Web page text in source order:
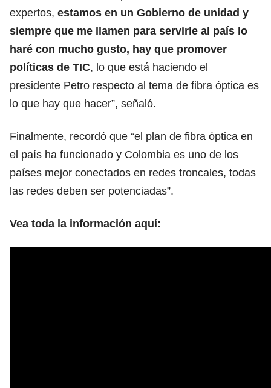
expertos, estamos en un Gobierno de unidad y
siempre que me llamen para servirle al país lo
haré con mucho gusto, hay que promover
políticas de TIC, lo que está haciendo el
presidente Petro respecto al tema de fibra óptica es
lo que hay que hacer”, señaló.
Finalmente, recordó que “el plan de fibra óptica en
el país ha funcionado y Colombia es uno de los
países mejor conectados en redes troncales, todas
las redes deben ser potenciadas”.
Vea toda la información aquí: